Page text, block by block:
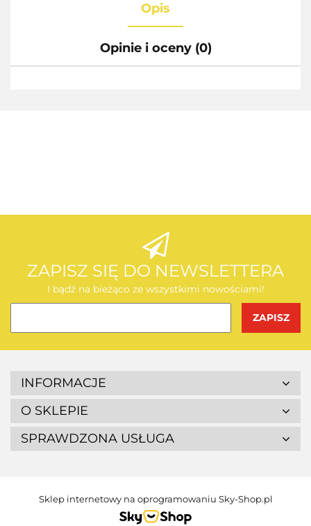
Opis
Opinie i oceny (0)
AEG
ZAPISZ SIĘ DO NEWSLETTERA
I bądź na bieżąco ze wszystkimi nowościami!
INFORMACJE
O SKLEPIE
SPRAWDZONA USŁUGA
Sklep internetowy na oprogramowaniu Sky-Shop.pl